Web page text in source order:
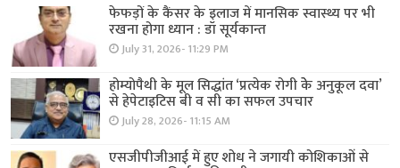
फेफड़ों के कैंसर के इलाज में मानसिक स्वास्थ्य पर भी
रखना होगा ध्यान : डॉ सूर्यकान्त
July 31, 2026- 11:29 PM
होम्योपैथी के मूल सिद्धांत ‘प्रत्येक रोगी केे अनुकूल दवा’
से हेपेटाइटिस बी व सी का सफल उपचार
July 28, 2026- 11:15 AM
एसजीपीजीआई में हुए शोध ने जगायी कोशिकाओं से